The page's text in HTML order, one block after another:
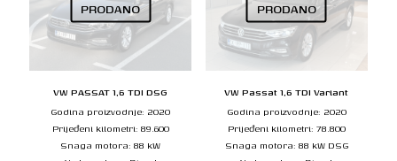
PRODANO
VW PASSAT 1,6 TDI DSG
Godina proizvodnje: 2020
Prijeđeni kilometri: 89.600
Snaga motora: 88 kW
PRODANO
VW Passat 1,6 TDI Variant
Godina proizvodnje: 2020
Prijeđeni kilometri: 78.800
Snaga motora: 88 kW DSG